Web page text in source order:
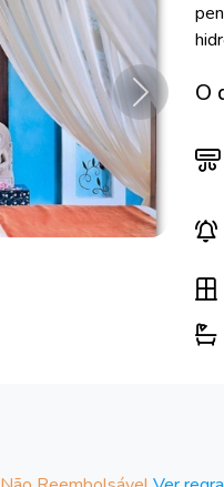
PróximoO